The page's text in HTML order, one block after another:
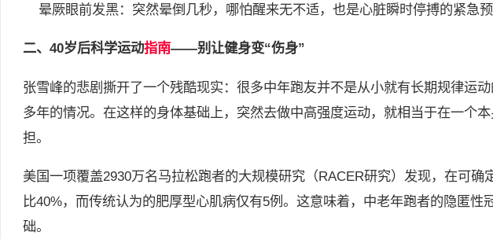
晕厥眼前发黑：突然晕倒几秒，哪怕醒来无不适，也是心脏瞬时停搏的紧急预
二、40岁后科学运动指南——别让健身变“伤身”
张雪峰的悲剧撕开了一个残酷现实：很多中年跑友并不是从小就有长期规律运
多年的情况。在这样的身体基础上，突然去做中高强度运动，就相当于在一个
担。
美国一项覆盖2930万名马拉松跑者的大规模研究（RACER研究）发现，在可
比40%，而传统认为的肥厚型心肌病仅有5例。这意味着，中老年跑者的隐匿
础。